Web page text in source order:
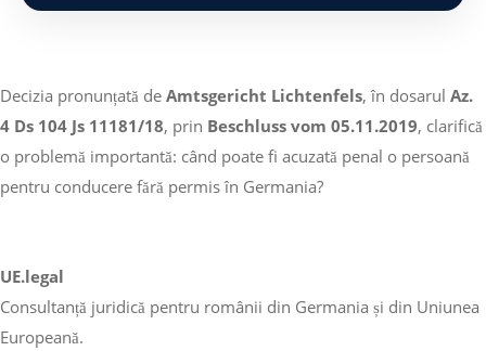
Decizia pronunțată de Amtsgericht Lichtenfels, în dosarul Az.
4 Ds 104 Js 11181/18, prin Beschluss vom 05.11.2019, clarifică
o problemă importantă: când poate fi acuzată penal o persoană
pentru conducere fără permis în Germania?
UE.legal
Consultanță juridică pentru românii din Germania și din Uniunea
Europeană.